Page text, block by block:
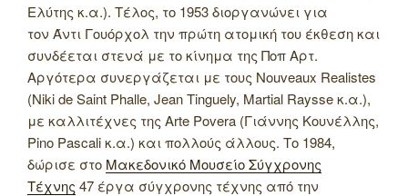
Ελύτης κ.α.). Τέλος, το 1953 διοργανώνει για
τον Άντι Γουόρχολ την πρώτη ατομική του έκθεση και
συνδέεται στενά με το κίνημα της Ποπ Αρτ.
Αργότερα συνεργάζεται με τους Nouveaux Realistes
(Niki de Saint Phalle, Jean Tinguely, Martial Raysse κ.α.),
με καλλιτέχνες της Arte Povera (Γιάννης Κουνέλλης,
Pino Pascali κ.α.) και πολλούς άλλους. Το 1984,
δώρισε στο Μακεδονικό Μουσείο Σύγχρονης
Τέχνης 47 έργα σύγχρονης τέχνης από την